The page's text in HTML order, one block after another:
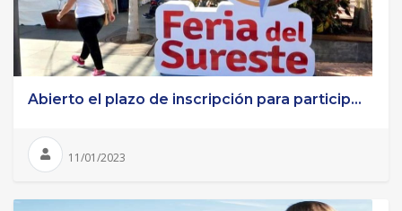
Abierto el plazo de inscripción para particip...
11/01/2023